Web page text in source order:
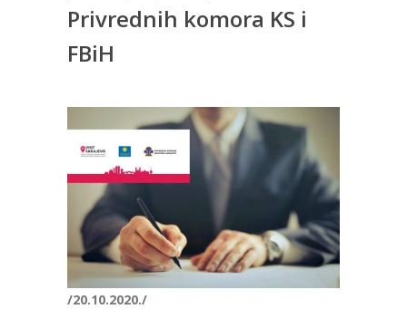
Privrednih komora KS i
FBiH
/20.10.2020./